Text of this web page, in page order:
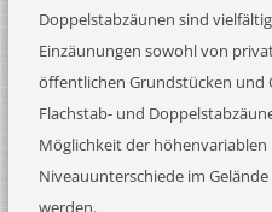
Doppelstabzäunen sind
Einzäunungen sowohl von
öffentlichen Grundstücken und
Flachstab- und
Möglichkeit der
Niveauunterschiede im
werden.